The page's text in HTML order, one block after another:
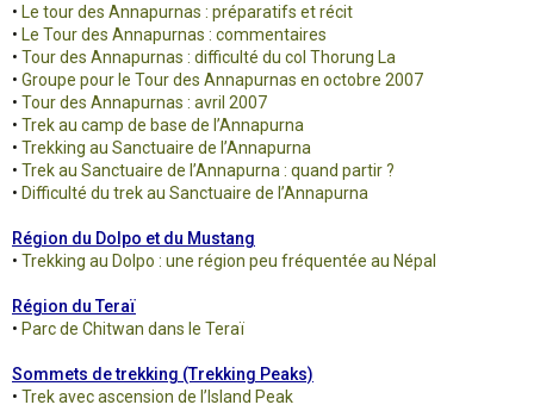
• Le tour des Annapurnas : préparatifs et récit
• Le Tour des Annapurnas : commentaires
• Tour des Annapurnas : difficulté du col Thorung La
• Groupe pour le Tour des Annapurnas en octobre 2007
• Tour des Annapurnas : avril 2007
• Trek au camp de base de l’Annapurna
• Trekking au Sanctuaire de l’Annapurna
• Trek au Sanctuaire de l’Annapurna : quand partir ?
• Difficulté du trek au Sanctuaire de l’Annapurna
Région du Dolpo et du Mustang
• Trekking au Dolpo : une région peu fréquentée au Népal
Région du Teraï
• Parc de Chitwan dans le Teraï
Sommets de trekking (Trekking Peaks)
• Trek avec ascension de l’Island Peak